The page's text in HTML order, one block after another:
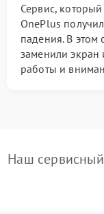
Сервис,
OnePlus
падения. В этом
заменили экран
работы и
Наш